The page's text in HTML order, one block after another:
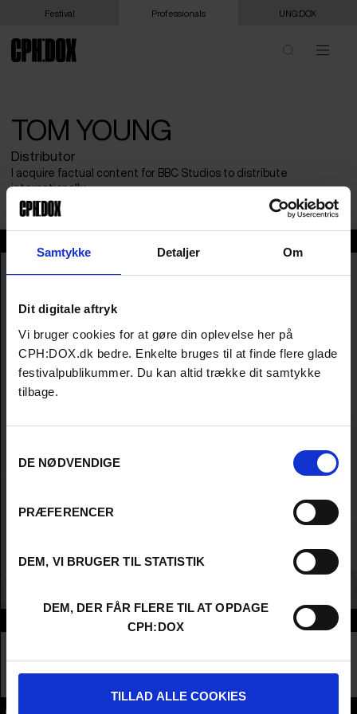
Samtykke Detaljer Om
Dit digitale aftryk
Vi bruger cookies for at gøre din oplevelse her på
CPH:DOX.dk bedre. Enkelte bruges til at finde flere glade
festivalpublikummer. Du kan altid trække dit samtykke
tilbage.
DE NØDVENDIGE
PRÆFERENCER
DEM, VI BRUGER TIL STATISTIK
DEM, DER FÅR FLERE TIL AT OPDAGE
CPH:DOX
TILLAD ALLE COOKIES
Festival Professionals UNG:DOX
TOM YOUNG
Distributor
I acquire factual content for BBC Studios to distribute
internationally.
Company
BBC